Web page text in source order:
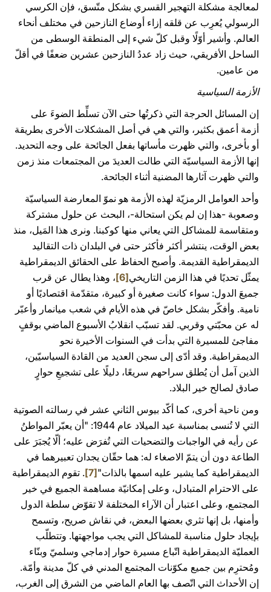
لمعالجة مشكلة التهجير القسري بشكل متّسق، فإن الكرسي
الرسولي يُعرِب عن قلقه إزاء أوضاع النازحين في مختلف أنحاء
العالم. وأشير أوّلًا وقبل كلّ شيء إلى المنطقة الوسطى من
الساحل الأفريقي، حيث زاد عددُ النازحين عشرين ضعفًا في أقلّ
من عامين.
الأزمة السياسية
إن المسائل الحرجة التي ذكرتُها حتى الآن تسلِّط الضوءَ على
أزمة أعمق بكثير، والتي هي في أصل المشكلات الأخرى بطريقة
أو بأخرى، والتي ظهرت مأساتها بفعل الجائحة على وجه التحديد.
إنها الأزمة السياسيّة التي طالت العديدَ من المجتمعات منذ زمن
والتي ظهرت آثارها المضنية أثناء الجائحة.
وأحد العوامل الرمزيّة لهذه الأزمة هو نموّ المعارضة السياسيّة
وصعوبة -هذا إن لم يكن استحالة-، البحث عن حلول مشتركة
ومتقاسمة للمشاكل التي يعاني منها كوكبنا. ونرى هذا المَيل، منذ
بعض الوقت، ينتشر أكثر فأكثر حتى في البلدان ذات التقاليد
الديمقراطية القديمة. وأصبح الحفاظ على الحقائق الديمقراطية
يمثّل تحديًا في هذا الزمن التاريخي[6]
، وهذا يطال عن قرب
جميعَ الدول: سواء كانت صغيرة أو كبيرة، متقدّمة اقتصاديًا أو
نامية. وأفكّر بشكل خاصّ في هذه الأيام في شعب ميانمار وأعبّر
له عن محبّتي وقربي. لقد تسبّب انقلابُ الأسبوع الماضي بوقفٍ
مفاجئ للمسيرة التي بدأت في السنوات الأخيرة نحو
الديمقراطية. وقد أدّى إلى سجن العديد من القادة السياسيّين،
الذين آمل أن يُطلق سراحهم سريعًا، دليلًا على تشجيعِ حوارٍ
صادق لصالح خير البلاد.
ومن ناحية أخرى، كما أكّد بيوس الثاني عشر في رسالته الصوتية
التي لا تُنسى بمناسبة عيد الميلاد عام 1944: "أن يعبّر المواطنُ
عن رأيه في الواجبات والتضحيات التي تُفرَض عليه؛ ألّا يُجبَرَ على
الطاعة دون أن يتمّ الاصغاء له: هما حقّان يجدان تعبيرهما في
الديمقراطية كما يشير عليه اسمها بالذات"[7]
. تقوم الديمقراطية
على الاحترام المتبادل، وعلى إمكانيّة مساهمة الجميع في خير
المجتمع، وعلى اعتبار أن الآراء المختلفة لا تقوّض سلطة الدول
وأمنها، بل إنها تثري بعضها البعض، في نقاش صريح، وتسمح
بإيجاد حلول مناسبة للمشاكل التي يجب مواجهتها. وتتطلّب
العمليّة الديمقراطية اتّباع مسيرة حوار إدماجي وسلميّ وبنّاء
ومُحترِم بين جميع مكوّنات المجتمع المدني في كلّ مدينة وأمّة.
إن الأحداث التي اتّصف بها العام الماضي من الشرق إلى الغرب،